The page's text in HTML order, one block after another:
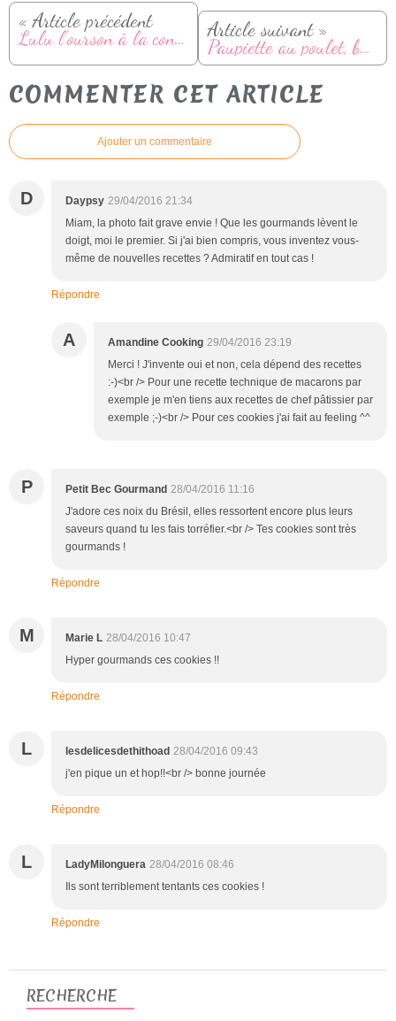
« Article précédent
Lulu l'ourson à la confiture Article suivant »
Paupiette au poulet, bacon et cheddar
COMMENTER CET ARTICLE
Ajouter un commentaire
D Daypsy 29/04/2016 21:34
Miam, la photo fait grave envie ! Que les gourmands lèvent le
doigt, moi le premier. Si j'ai bien compris, vous inventez vous-
même de nouvelles recettes ? Admiratif en tout cas !
Répondre
A Amandine Cooking 29/04/2016 23:19
Merci ! J'invente oui et non, cela dépend des recettes
:-)<br /> Pour une recette technique de macarons par
exemple je m'en tiens aux recettes de chef pâtissier par
exemple ;-)<br /> Pour ces cookies j'ai fait au feeling ^^
P Petit Bec Gourmand 28/04/2016 11:16
J'adore ces noix du Brésil, elles ressortent encore plus leurs
saveurs quand tu les fais torréfier.<br /> Tes cookies sont très
gourmands !
Répondre
M Marie L 28/04/2016 10:47
Hyper gourmands ces cookies !!
Répondre
L lesdelicesdethithoad 28/04/2016 09:43
j'en pique un et hop!!<br /> bonne journée
Répondre
L LadyMilonguera 28/04/2016 08:46
Ils sont terriblement tentants ces cookies !
Répondre
RECHERCHE